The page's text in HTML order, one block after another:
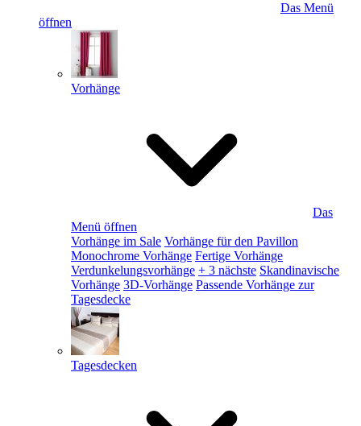
Das Menü
öffnen
Vorhänge
Das
Menü öffnen
Vorhänge im Sale Vorhänge für den Pavillon
Monochrome Vorhänge Fertige Vorhänge
Verdunkelungsvorhänge + 3 nächste Skandinavische
Vorhänge 3D-Vorhänge Passende Vorhänge zur
Tagesdecke
Tagesdecken